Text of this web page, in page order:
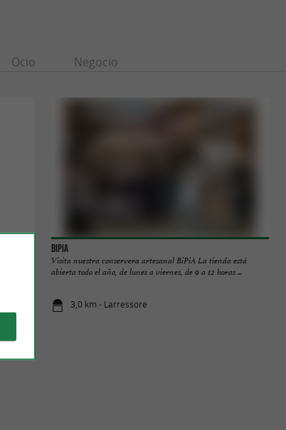
Ocio Negocio
BiPia
Visita nuestra conservera artesanal BiPiA La tienda está
abierta todo el año, de lunes a viernes, de 9 a 12 horas ...
3,0 km - Larressore